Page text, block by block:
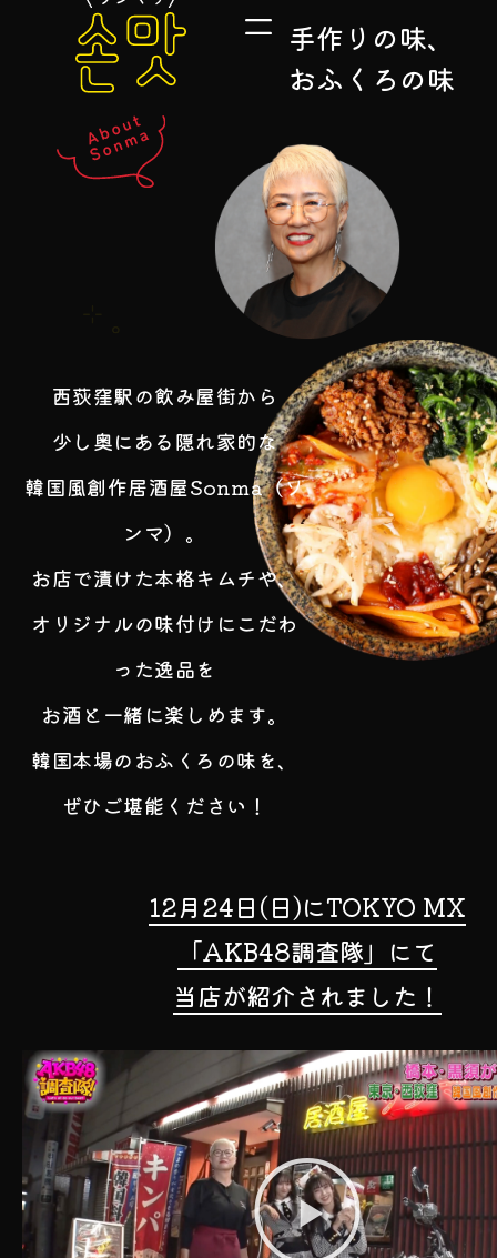
手作りの味、
おふくろの味
西荻窪駅の飲み屋街から
少し奥にある隠れ家的な
韓国風創作居酒屋Sonma（ソ
ンマ）。
お店で漬けた本格キムチや、
オリジナルの味付けにこだわ
った逸品を
お酒と一緒に楽しめます。
韓国本場のおふくろの味を、
ぜひご堪能ください！
12月24日(日)にTOKYO MX
「AKB48調査隊」にて
当店が紹介されました！